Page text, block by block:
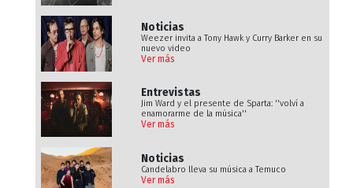
Noticias
Weezer invita a Tony Hawk y Curry Barker en su
nuevo video
Ver más
Entrevistas
Jim Ward y el presente de Sparta: ''volví a
enamorarme de la música''
Ver más
Noticias
Candelabro lleva su música a Temuco
Ver más